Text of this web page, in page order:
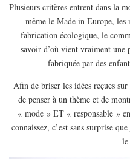
HONGRIE
ITALIE
PAYS BAS
RÉPUBLIQUE TCHÈQUE
OCÉANIE
AUSTRALIE
ARTICLES PRATIQUES
Plusieurs critères entrent dans la
même le Made in Europe, les
fabrication écologique, le
savoir d’où vient vraiment une
fabriquée par des
Afin de briser les idées reçues
de penser à un thème et de
« mode » ET « responsable »
connaissez, c’est sans surprise